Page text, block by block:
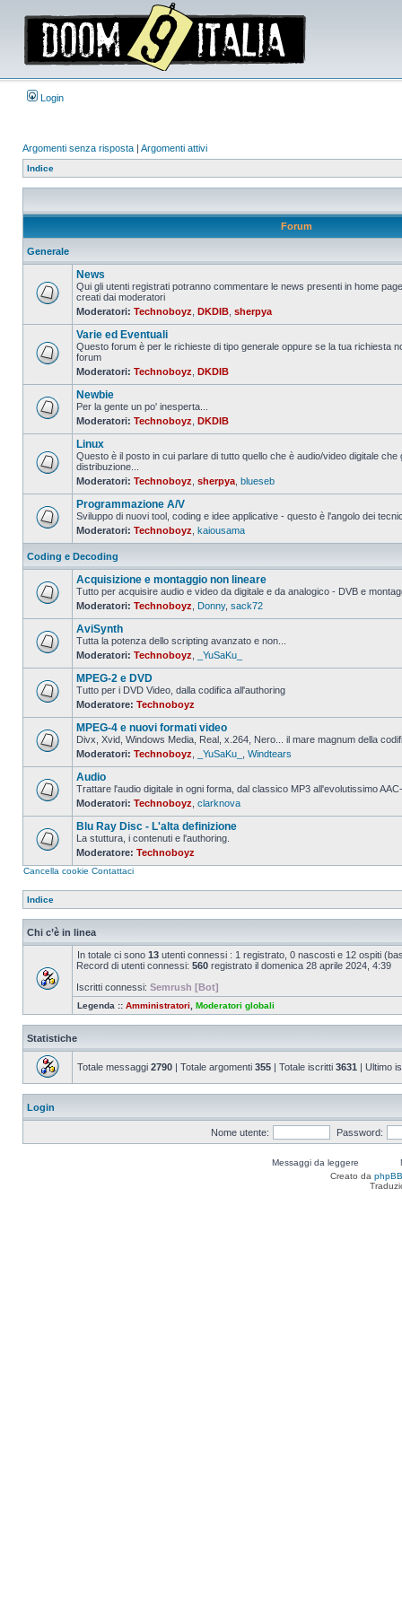
Login
Argomenti senza risposta | Argomenti attivi
Indice
Forum
Generale
Nessun
da
leggere
News
Qui gli utenti registrati potranno commentare le news presenti in home
creati dai moderatori
Moderatori: Technoboyz DKDIB sherpya
Nessun
da
leggere
Varie ed Eventuali
Questo forum è per le richieste di tipo generale oppure se la tua richiesta
forum
Moderatori: Technoboyz DKDIB
Nessun
messaggio
leggere
Newbie
Per la gente un po' inesperta...
Moderatori: Technoboyz DKDIB
Nessun
da
leggere
Linux
Questo è il posto in cui parlare di tutto quello che è audio/video digitale
distribuzione...
Moderatori: Technoboyz sherpya blueseb
Nessun
messaggio
da
leggere
Programmazione A/V
Sviluppo di nuovi tool, coding e idee applicative - questo è l'angolo dei
Moderatori: Technoboyz kaiousama
Coding e Decoding
Nessun
messaggio
da
leggere
Acquisizione e montaggio non lineare
Tutto per acquisire audio e video da digitale e da analogico - DVB e
Moderatori: Technoboyz Donny, sack72
Nessun
messaggio
da
leggere
AviSynth
Tutta la potenza dello scripting avanzato e non...
Moderatori: Technoboyz _YuSaKu_
Nessun
messaggio
da
leggere
MPEG-2 e DVD
Tutto per i DVD Video, dalla codifica all'authoring
Moderatore: Technoboyz
Nessun
messaggio
da
leggere
MPEG-4 e nuovi formati video
Divx, Xvid, Windows Media, Real, x.264, Nero... il mare magnum della
Moderatori: Technoboyz _YuSaKu_ Windtears
Nessun
messaggio
da
leggere
Audio
Trattare l'audio digitale in ogni forma, dal classico MP3 all'evolutissimo
Moderatori: Technoboyz clarknova
Nessun
messaggio
da
Blu Ray Disc - L'alta definizione
La stuttura, i contenuti e l'authoring.
Moderatore: Technoboyz
Cancella cookie Contattaci
Indice
Chi c’è in linea
In totale ci sono 13 utenti connessi : 1 registrato, 0 nascosti e 12 ospiti
Record di utenti connessi: 560 registrato il domenica 28 aprile 2024, 4:39
Iscritti connessi: Semrush [Bot]
Legenda :: Amministratori Moderatori globali
Statistiche
Totale messaggi 2790 | Totale argomenti 355 | Totale iscritti 3631 | Ultimo
Login
Nome utente: Password:
Messaggi da leggere
Creato da phpBB